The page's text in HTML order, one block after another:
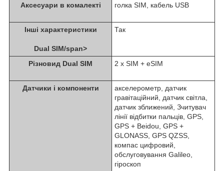
Аксесуари в комалекті голка SIM, кабель USB
Інші характеристики
Dual SIM/span>
Так
Різновид Dual SIM 2 x SIM + eSIM
Датчики i компоненти
акселерометр, датчик
гравітаційний, датчик світла,
датчик зближений, Зчитувач
лінії відбитки пальців, GPS,
GPS + Beidou, GPS +
GLONASS, GPS QZSS,
компас цифровий,
обслуговування Galileo,
гіроскоп